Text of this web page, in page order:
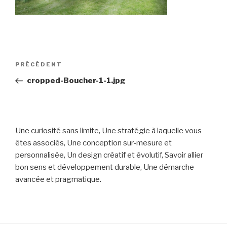
Navigation
l’article
Article
précédent
PRÉCÉDENT
cropped-Boucher-1-1.jpg
Une curiosité sans limite, Une stratégie à laquelle vous
êtes associés, Une conception sur-mesure et
personnalisée, Un design créatif et évolutif, Savoir allier
bon sens et développement durable, Une démarche
avancée et pragmatique.